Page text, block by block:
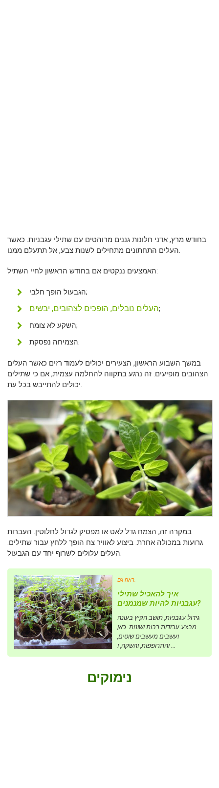
בחודש מרץ, אדני חלונות גננים מרוהטים עם שתילי עגבניות. כאשר
העלים התחתונים מתחילים לשנות צבע, אל תתעלם ממנו.
האמצעים ננקטים אם בחודש הראשון לחיי השתיל:
הגבעול הופך חלבי;
העלים נובלים, הופכים לצהובים, יבשים;
השקע לא צומח;
הצמיחה נפסקת.
במשך השבוע הראשון, הצעירים יכולים לעמוד רזים כאשר העלים
הצהובים מופיעים. זה נרגע בתקווה להחלמה עצמית, אם כי שתילים
יכולים להתייבש בכל עת.
במקרה זה, הצמח גדל לאט או מפסיק לגדול לחלוטין. העברות
גרועות במכולה אחרת. ביצוע לאוויר צח הופך ללחץ עבור שתילים.
העלים עלולים לשרוף יחד עם הגבעול.
ראה גם:
איך להאכיל שתילי
עגבניות להיות שמנמנים?
גידול עגבניות, תושב הקיץ בעונה
מבצע עבודות רבות ושונות. כאן
ועשבים מעשבים שוטים,
נימוקים